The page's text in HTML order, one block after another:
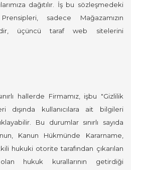
dağıtılır. İş bu sözleşmedeki
sadece Mağazamızın
üçüncü taraf web sitelerini
hallerde Firmamız, işbu "Gizlilik
dışında kullanıcılara ait bilgileri
Bu durumlar sınırlı sayıda
Kanun Hükmünde Kararname,
hukuki otorite tarafından çıkarılan
hukuk kurallarının getirdiği